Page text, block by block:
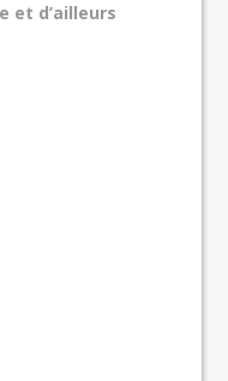
et d’ailleurs